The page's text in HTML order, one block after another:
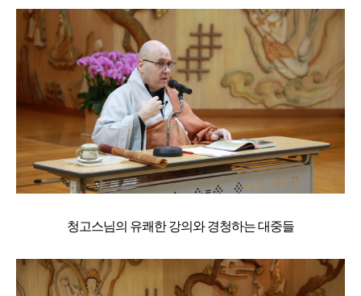
청고스님의 유쾌한 강의와 경청하는 대중들